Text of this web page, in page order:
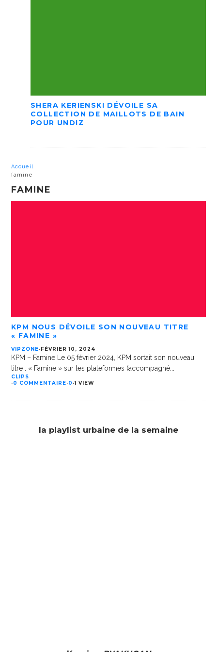
SHERA KERIENSKI DÉVOILE SA
COLLECTION DE MAILLOTS DE BAIN
POUR UNDIZ
Accueil
famine
FAMINE
KPM NOUS DÉVOILE SON NOUVEAU TITRE
« FAMINE »
VIPZONE· FÉVRIER 10, 2024
KPM – Famine Le 05 février 2024, KPM sortait son nouveau
titre : « Famine » sur les plateformes (accompagné
CLIPS
·0 COMMENTAIRE·0 ·1 VIEW
la playlist urbaine de la semaine